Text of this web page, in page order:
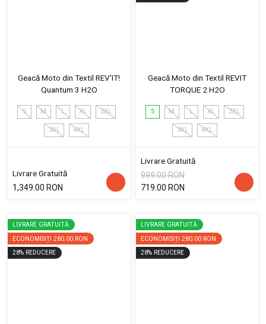
Geacă Moto din Textil REV'IT!
Quantum 3 H2O
S M L XL 2XL
3XL 4XL
Livrare Gratuită
1,349.00 RON
Geacă Moto din Textil REVIT
TORQUE 2 H2O
S M L XL 2XL
3XL 4XL
Livrare Gratuită
999.00 RON
719.00 RON
LIVRARE GRATUITĂ
ECONOMISIȚI 280.00 RON
28% REDUCERE
LIVRARE GRATUITĂ
ECONOMISIȚI 280.00 RON
28% REDUCERE